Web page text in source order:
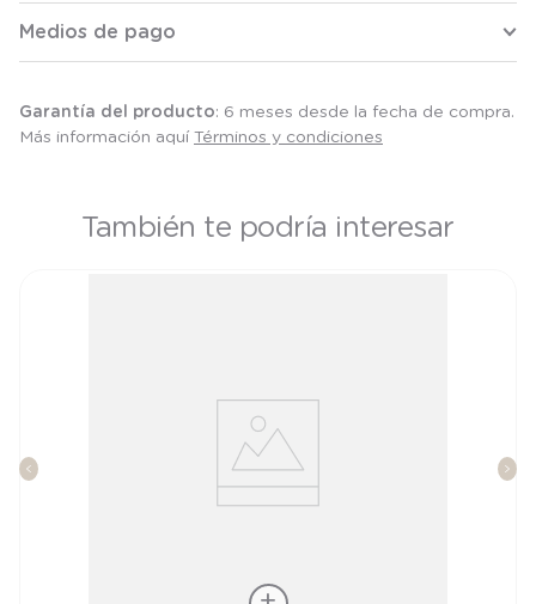
Medios de pago
Garantía del producto: 6 meses desde la fecha de compra.
Más información aquí Términos y condiciones
También te podría interesar